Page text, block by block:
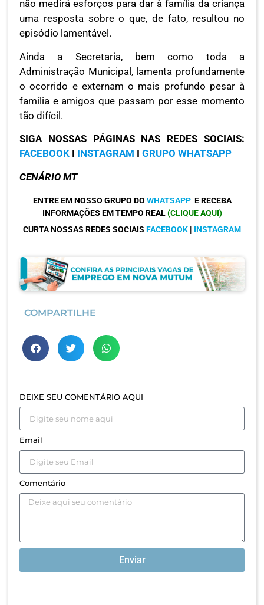
não medirá esforços para dar à família da criança
uma resposta sobre o que, de fato, resultou no
episódio lamentável.
Ainda a Secretaria, bem como toda a
Administração Municipal, lamenta profundamente
o ocorrido e externam o mais profundo pesar à
família e amigos que passam por esse momento
tão difícil.
SIGA NOSSAS PÁGINAS NAS REDES SOCIAIS:
FACEBOOK I INSTAGRAM I GRUPO WHATSAPP
CENÁRIO MT
ENTRE EM NOSSO GRUPO DO WHATSAPP E RECEBA
INFORMAÇÕES EM TEMPO REAL(CLIQUE AQUI)
CURTA NOSSAS REDES SOCIAIS FACEBOOK | INSTAGRAM
COMPARTILHE
DEIXE SEU COMENTÁRIO AQUI
Email
Comentário
Enviar